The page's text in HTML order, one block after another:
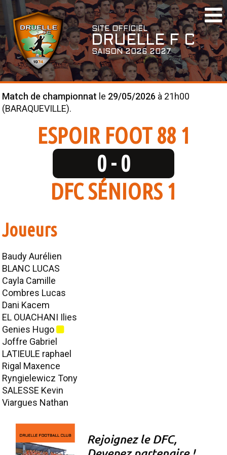
SITE OFFICIEL
DRUELLE FC
SAISON 2026 2027
SAISON
ACTUALITÉS
AGENDA
CONVOCATIONS
DOCUMENTS UTILES
EQUIPES
SÉNIORS
ÉQUIPE 1
ÉQUIPE 2
ÉQUIPE 3
U17
U7
CLUB
HISTOIRE
Match de championnat le 29/05/2026 à 21h00
(BARAQUEVILLE).
ESPOIR FOOT 88 1
0 - 0
DFC SÉNIORS 1
Joueurs
Baudy Aurélien
BLANC LUCAS
Cayla Camille
Combres Lucas
Dani Kacem
EL OUACHANI Ilies
Genies Hugo
Joffre Gabriel
LATIEULE raphael
Rigal Maxence
Ryngielewicz Tony
SALESSE Kevin
Viargues Nathan